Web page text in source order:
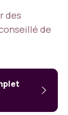
des
de